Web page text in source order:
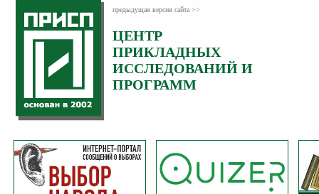
предыдущая версия сайта >>
ЦЕНТР
ПРИКЛАДНЫХ
ИССЛЕДОВАНИЙ И
ПРОГРАММ
Категория:
Комментарии